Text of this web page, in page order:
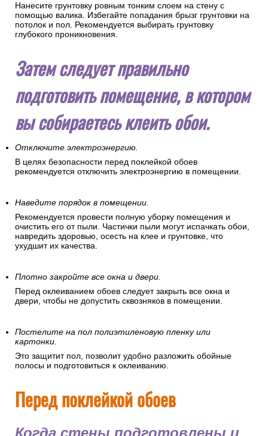
Нанесите грунтовку ровным тонким слоем на стену с
помощью валика. Избегайте попадания брызг грунтовки на
потолок и пол. Рекомендуется выбирать грунтовку
глубокого проникновения.
Затем следует правильно
подготовить помещение, в котором
вы собираетесь клеить обои.
Отключите электроэнергию.
В целях безопасности перед поклейкой обоев
рекомендуется отключить электроэнергию в помещении.
Наведите порядок в помещении.
Рекомендуется провести полную уборку помещения и
очистить его от пыли. Частички пыли могут испачкать обои,
навредить здоровью, осесть на клее и грунтовке, что
ухудшит их качества.
Плотно закройте все окна и двери.
Перед оклеиванием обоев следует закрыть все окна и
двери, чтобы не допустить сквозняков в помещении.
Постелите на пол полиэтиленовую пленку или
картонки.
Это защитит пол, позволит удобно разложить обойные
полосы и подготовиться к оклеиванию.
Перед поклейкой обоев